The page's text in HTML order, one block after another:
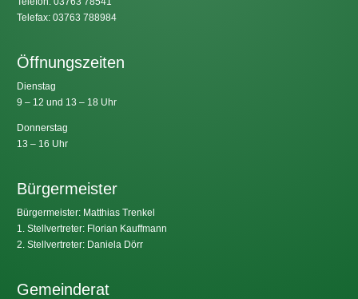
Telefax: 03763 788984
Öffnungszeiten
Dienstag
9 – 12 und 13 – 18 Uhr
Donnerstag
13 – 16 Uhr
Bürgermeister
Bürgermeister: Matthias Trenkel
1. Stellvertreter: Florian Kauffmann
2. Stellvertreter: Daniela Dörr
Gemeinderat